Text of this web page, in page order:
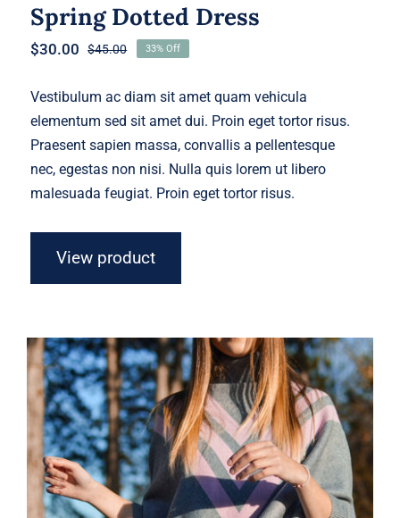
Spring Dotted Dress
$45.00Original
was:
$30.00
Current
is:
33% Off
Vestibulum ac diam sit amet quam vehicula
elementum sed sit amet dui. Proin eget tortor risus.
Praesent sapien massa, convallis a pellentesque
nec, egestas non nisi. Nulla quis lorem ut libero
malesuada feugiat. Proin eget tortor risus.
View product